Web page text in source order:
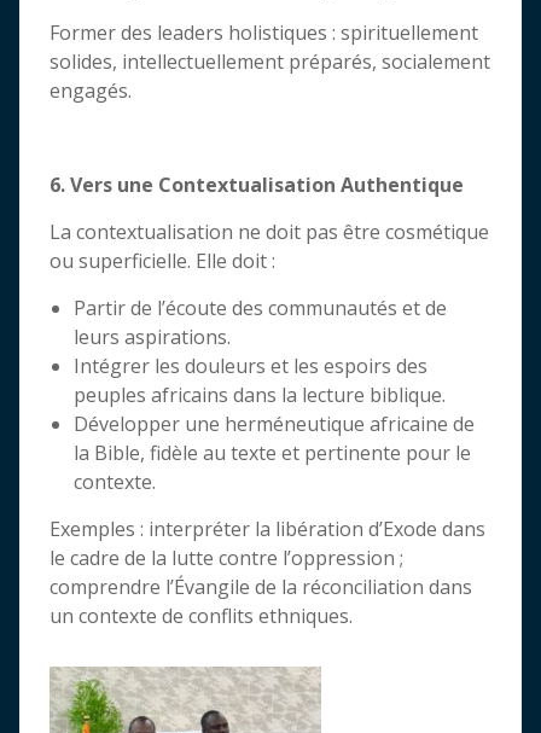
Former des leaders holistiques : spirituellement
solides, intellectuellement préparés, socialement
engagés.
6. Vers une Contextualisation Authentique
La contextualisation ne doit pas être cosmétique
ou superficielle. Elle doit :
Partir de l’écoute des communautés et de
leurs aspirations.
Intégrer les douleurs et les espoirs des
peuples africains dans la lecture biblique.
Développer une herméneutique africaine de
la Bible, fidèle au texte et pertinente pour le
contexte.
Exemples : interpréter la libération d’Exode dans
le cadre de la lutte contre l’oppression ;
comprendre l’Évangile de la réconciliation dans
un contexte de conflits ethniques.